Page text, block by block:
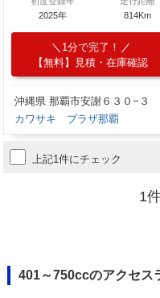
2025年
814Km
1分で完了！
【無料】見積・在庫確認
沖縄県 那覇市安謝６３０−３
カワサキ プラザ那覇
上記1件にチェック
1
401～750ccのアクセス